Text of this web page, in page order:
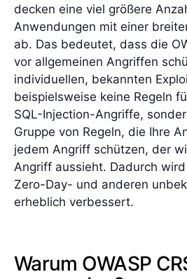
decken eine viel größere
Anwendungen mit einer
ab. Das bedeutet, dass die
vor allgemeinen Angriffen
individuellen, bekannten
beispielsweise keine Regeln
SQL-Injection-Angriffe,
Gruppe von Regeln, die Ihre
jedem Angriff schützen, der
Angriff aussieht. Dadurch
Zero-Day- und anderen
erheblich verbessert.
Warum OWASP